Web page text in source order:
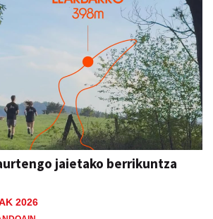
jaietako berrikuntza
2026